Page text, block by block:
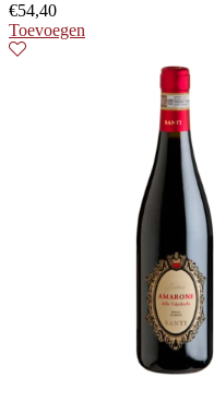
€54,40
Toevoegen